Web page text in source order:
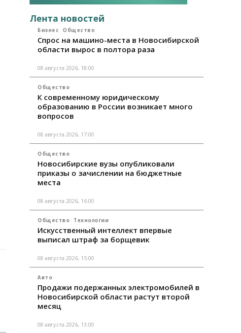
Лента новостей
Бизнес Общество
Спрос на машино-места в Новосибирской
области вырос в полтора раза
08 августа 2026, 18:00
Общество
К современному юридическому
образованию в России возникает много
вопросов
08 августа 2026, 17:00
Общество
Новосибирские вузы опубликовали
приказы о зачислении на бюджетные
места
08 августа 2026, 16:00
Общество Технологии
Искусственный интеллект впервые
выписал штраф за борщевик
08 августа 2026, 15:00
Авто
Продажи подержанных электромобилей в
Новосибирской области растут второй
месяц
08 августа 2026, 13:00